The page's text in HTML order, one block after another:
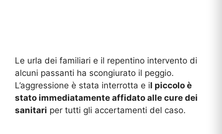
Le urla dei familiari e il repentino intervento di
alcuni passanti ha scongiurato il peggio.
L’aggressione è stata interrotta e il piccolo è
stato immediatamente affidato alle cure dei
sanitari per tutti gli accertamenti del caso.